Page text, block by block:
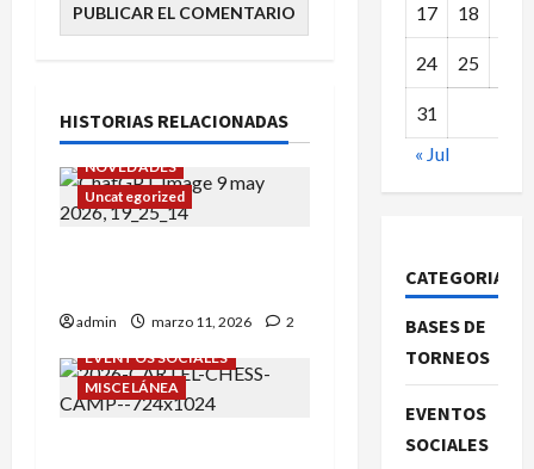
HISTORIAS RELACIONADAS
MISCELÁNEA
NOVEDADES
Uncategorized
admin marzo 11, 2026 2
BASES DE TORNEOS
EVENTOS SOCIALES
MISCELÁNEA
17 18
24 25
31
« Jul
CATEGORIAS
BASES DE
TORNEOS
EVENTOS
SOCIALES